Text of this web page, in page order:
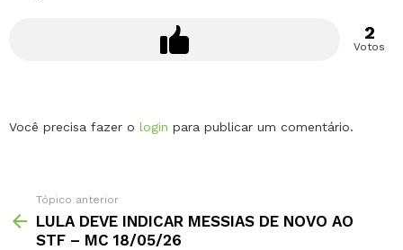
2
Votos
Deixe
Você precisa fazer o login para publicar um comentário.
Tópico anterior
LULA DEVE INDICAR MESSIAS DE NOVO AO
STF – MC 18/05/26